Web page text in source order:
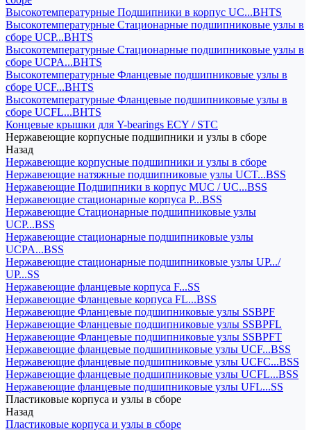
Высокотемпературные Подшипники в корпус UC...BHTS
Высокотемпературные Стационарные подшипниковые узлы в
сборе UCP...BHTS
Высокотемпературные Стационарные подшипниковые узлы в
сборе UCPA...BHTS
Высокотемпературные Фланцевые подшипниковые узлы в
сборе UCF...BHTS
Высокотемпературные Фланцевые подшипниковые узлы в
сборе UCFL...BHTS
Концевые крышки для Y-bearings ECY / STC
Нержавеющие корпусные подшипники и узлы в сборе
Назад
Нержавеющие корпусные подшипники и узлы в сборе
Нержавеющие натяжные подшипниковые узлы UCT...BSS
Нержавеющие Подшипники в корпус MUC / UC...BSS
Нержавеющие стационарные корпуса P...BSS
Нержавеющие Стационарные подшипниковые узлы
UCP...BSS
Нержавеющие стационарные подшипниковые узлы
UCPA...BSS
Нержавеющие стационарные подшипниковые узлы UP.../
UP...SS
Нержавеющие фланцевые корпуса F...SS
Нержавеющие Фланцевые корпуса FL...BSS
Нержавеющие Фланцевые подшипниковые узлы SSBPF
Нержавеющие Фланцевые подшипниковые узлы SSBPFL
Нержавеющие Фланцевые подшипниковые узлы SSBPFT
Нержавеющие фланцевые подшипниковые узлы UCF...BSS
Нержавеющие фланцевые подшипниковые узлы UCFC...BSS
Нержавеющие фланцевые подшипниковые узлы UCFL...BSS
Нержавеющие фланцевые подшипниковые узлы UFL...SS
Пластиковые корпуса и узлы в сборе
Назад
Пластиковые корпуса и узлы в сборе